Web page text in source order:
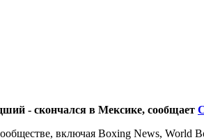
- скончался в Мексике, сообщает
включая Boxing News, World